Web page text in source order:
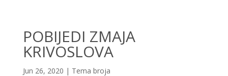
POBIJEDI ZMAJA
KRIVOSLOVA
Jun 26, 2020 | Tema broja